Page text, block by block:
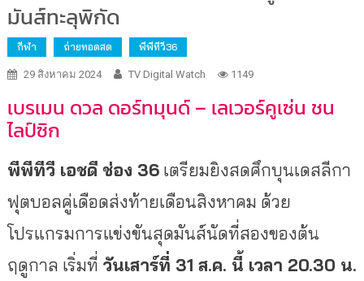
มันส์ทะลุพิกัด
กีฬา ถ่ายทอดสด พีพีทีวี36
29 สิงหาคม 2024 TV Digital Watch 1149
เบรเมน ดวล ดอร์ทมุนด์ – เลเวอร์คูเซ่น ชน
ไลป์ซิก
พีพีทีวี เอชดี ช่อง 36เตรียมยิงสดศึกบุนเดสลีกา
ฟุตบอลคู่เดือดส่งท้ายเดือนสิงหาคม ด้วย
โปรแกรมการแข่งขันสุดมันส์นัดที่สองของต้น
ฤดูกาล เริ่มที่ วันเสาร์ที่ 31 ส.ค. นี้ เวลา 20.30 น.